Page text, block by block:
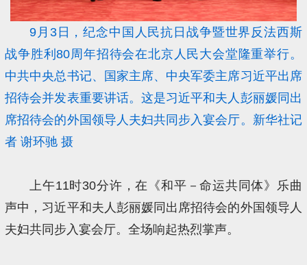
9月3日，纪念中国人民抗日战争暨世界反法西斯
战争胜利80周年招待会在北京人民大会堂隆重举行。
中共中央总书记、国家主席、中央军委主席习近平出席
招待会并发表重要讲话。这是习近平和夫人彭丽媛同出
席招待会的外国领导人夫妇共同步入宴会厅。新华社记
者 谢环驰 摄
上午11时30分许，在《和平－命运共同体》乐曲
声中，习近平和夫人彭丽媛同出席招待会的外国领导人
夫妇共同步入宴会厅。全场响起热烈掌声。